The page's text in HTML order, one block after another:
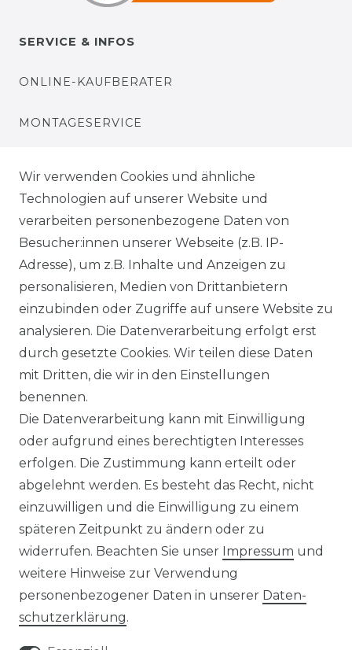
SERVICE & INFOS
ONLINE-KAUFBERATER
MONTAGESERVICE
BEZAHLUNG
KLIMA- UND UMWELTSCHUTZ
LEXIKON
UNTERNEHMEN
ÜBER UNS
HERSTELLER
REFERENZEN
Wir verwenden Cookies und ähnliche
Technologien auf unserer Website und
verarbeiten personenbezogene Daten von
Besucher:innen unserer Webseite (z.B. IP-
Adresse), um z.B. Inhalte und Anzeigen zu
personalisieren, Medien von Drittanbietern
einzubinden oder Zugriffe auf unsere Website zu
analysieren. Die Datenverarbeitung erfolgt erst
durch gesetzte Cookies. Wir teilen diese Daten
mit Dritten, die wir in den Einstellungen
benennen.
Die Datenverarbeitung kann mit Einwilligung
oder aufgrund eines berechtigten Interesses
erfolgen. Die Zustimmung kann erteilt oder
abgelehnt werden. Es besteht das Recht, nicht
einzuwilligen und die Einwilligung zu einem
späteren Zeitpunkt zu ändern oder zu
widerrufen. Beachten Sie unser Impressum und
weitere Hinweise zur Verwendung
personenbezogener Daten in unserer Daten­
schutz­erklärung.